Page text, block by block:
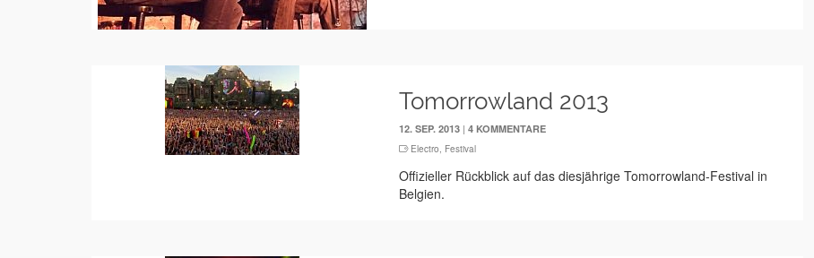
Tomorrowland 2013
12. SEP. 2013 |4 KOMMENTARE
Electro Festival
Offizieller Rückblick auf das diesjährige Tomorrowland-Festival in
Belgien.